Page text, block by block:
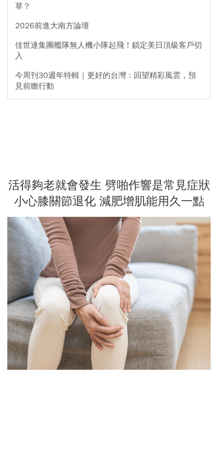
草？
2026前進大南方論壇
佳世達集團艦隊無人機小隊起飛！鎖定美日頂級客戶切
入
今周刊30週年特輯｜更好的台灣：回望精彩風雲，預
見前瞻行動
活得夠老就會發生 劈啪作響是常見症狀
小心膝關節退化 減肥增肌能用久一點